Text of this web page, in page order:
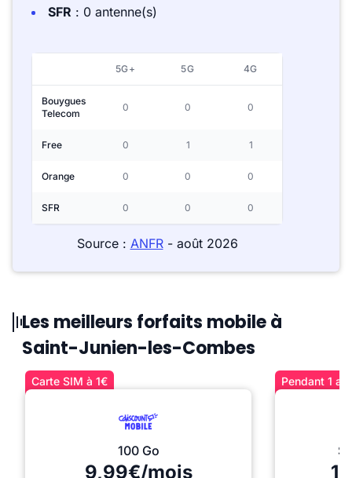
SFR : 0 antenne(s)
5G+ 5G 4G
Bouygues
Telecom
0 0 0
Free 0 1 1
Orange 0 0 0
SFR 0 0 0
Source : ANFR- août 2026
Les meilleurs forfaits mobile à
Saint-Junien-les-Combes
Carte SIM à 1€
100 Go
9,99€/mois
Pendant 1